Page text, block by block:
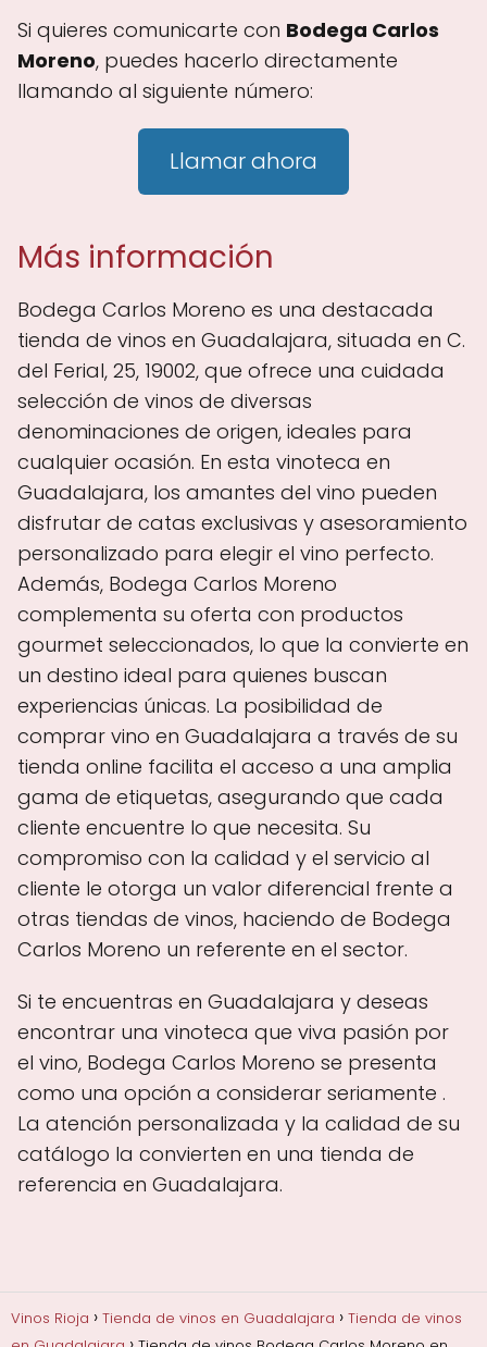
Si quieres comunicarte con Bodega Carlos
Moreno, puedes hacerlo directamente
llamando al siguiente número:
Llamar ahora
Más información
Bodega Carlos Moreno es una destacada
tienda de vinos en Guadalajara, situada en C.
del Ferial, 25, 19002, que ofrece una cuidada
selección de vinos de diversas
denominaciones de origen, ideales para
cualquier ocasión. En esta vinoteca en
Guadalajara, los amantes del vino pueden
disfrutar de catas exclusivas y asesoramiento
personalizado para elegir el vino perfecto.
Además, Bodega Carlos Moreno
complementa su oferta con productos
gourmet seleccionados, lo que la convierte en
un destino ideal para quienes buscan
experiencias únicas. La posibilidad de
comprar vino en Guadalajara a través de su
tienda online facilita el acceso a una amplia
gama de etiquetas, asegurando que cada
cliente encuentre lo que necesita. Su
compromiso con la calidad y el servicio al
cliente le otorga un valor diferencial frente a
otras tiendas de vinos, haciendo de Bodega
Carlos Moreno un referente en el sector.
Si te encuentras en Guadalajara y deseas
encontrar una vinoteca que viva pasión por
el vino, Bodega Carlos Moreno se presenta
como una opción a considerar seriamente .
La atención personalizada y la calidad de su
catálogo la convierten en una tienda de
referencia en Guadalajara.
Vinos Rioja Tienda de vinos en Guadalajara
Tienda de vinos